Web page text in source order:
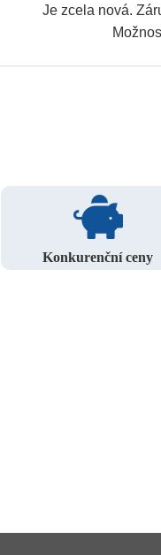
Je zcela nová.
Konkurenční ceny